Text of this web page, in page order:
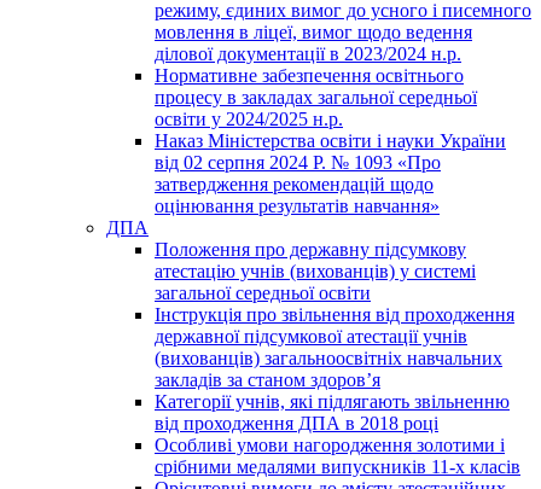
режиму, єдиних вимог до усного і писемного
мовлення в ліцеї, вимог щодо ведення
ділової документації в 2023/2024 н.р.
Нормативне забезпечення освітнього
процесу в закладах загальної середньої
освіти у 2024/2025 н.р.
Наказ Міністерства освіти і науки України
від 02 серпня 2024 Р. № 1093 «Про
затвердження рекомендацій щодо
оцінювання результатів навчання»
ДПА
Положення про державну підсумкову
атестацію учнів (вихованців) у системі
загальної середньої освіти
Інструкція про звільнення від проходження
державної підсумкової атестації учнів
(вихованців) загальноосвітніх навчальних
закладів за станом здоров’я
Категорії учнів, які підлягають звільненню
від проходження ДПА в 2018 році
Особливі умови нагородження золотими і
срібними медалями випускників 11-х класів